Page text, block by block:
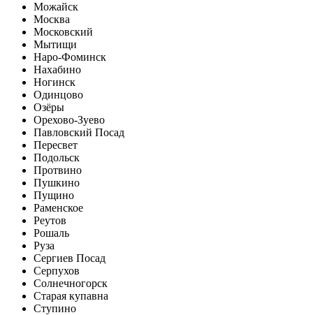
Можайск
Москва
Московский
Мытищи
Наро-Фоминск
Нахабино
Ногинск
Одинцово
Озёры
Орехово-Зуево
Павловский Посад
Пересвет
Подольск
Протвино
Пушкино
Пущино
Раменское
Реутов
Рошаль
Руза
Сергиев Посад
Серпухов
Солнечногорск
Старая купавна
Ступино